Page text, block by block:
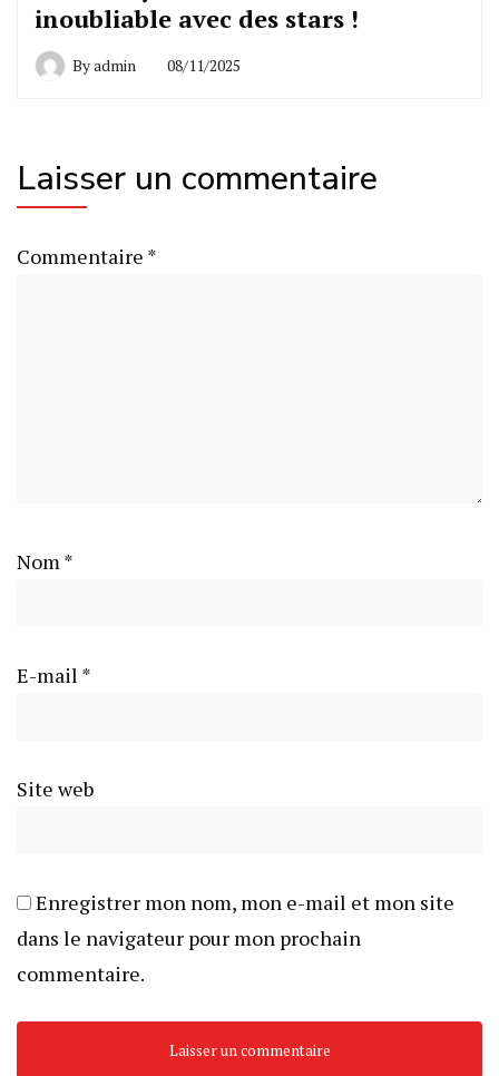
inoubliable avec des stars !
Byadmin 08/11/2025
Laisser un commentaire
Commentaire *
Nom *
E-mail *
Site web
Enregistrer mon nom, mon e-mail et mon site
dans le navigateur pour mon prochain
commentaire.